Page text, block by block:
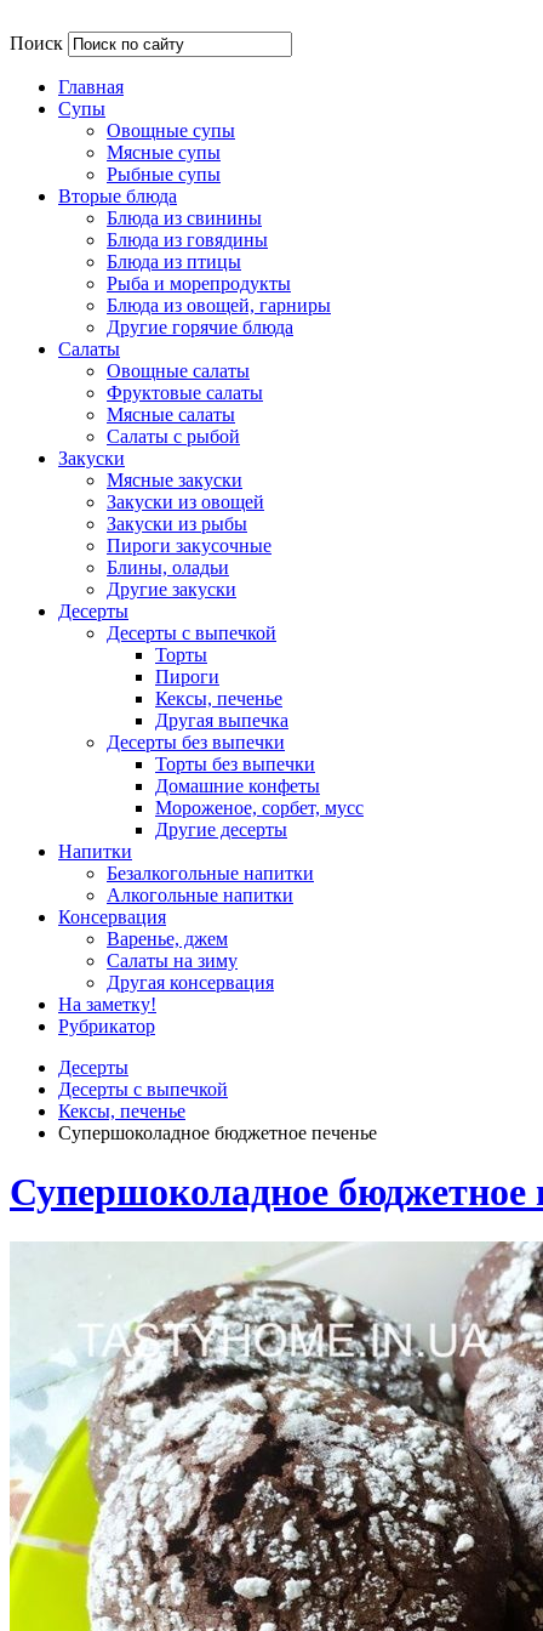
Поиск
Главная
Супы
Овощные супы
Мясные супы
Рыбные супы
Вторые блюда
Блюда из свинины
Блюда из говядины
Блюда из птицы
Рыба и морепродукты
Блюда из овощей, гарниры
Другие горячие блюда
Салаты
Овощные салаты
Фруктовые салаты
Мясные салаты
Салаты с рыбой
Закуски
Мясные закуски
Закуски из овощей
Закуски из рыбы
Пироги закусочные
Блины, оладьи
Другие закуски
Десерты
Десерты с выпечкой
Торты
Пироги
Кексы, печенье
Другая выпечка
Десерты без выпечки
Торты без выпечки
Домашние конфеты
Мороженое, сорбет, мусс
Другие десерты
Напитки
Безалкогольные напитки
Алкогольные напитки
Консервация
Варенье, джем
Салаты на зиму
Другая консервация
На заметку!
Рубрикатор
Десерты
Десерты с выпечкой
Кексы, печенье
Супершоколадное бюджетное печенье
Супершоколадное бюджетное